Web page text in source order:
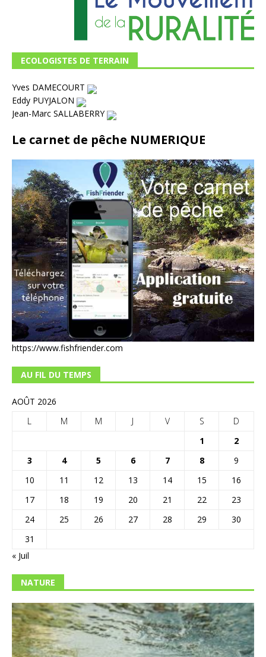
ECOLOGISTES DE TERRAIN
Yves DAMECOURT
Eddy PUYJALON
Jean-Marc SALLABERRY
Le carnet de pêche NUMERIQUE
https://www.fishfriender.com
AU FIL DU TEMPS
AOÛT 2026
L
M M J V S
D
1
2
3
4 5 6 7 8
9
10
11 12 13 14 15
16
17
18 19 20 21 22
23
24
25 26 27 28 29
30
31
« Juil
NATURE